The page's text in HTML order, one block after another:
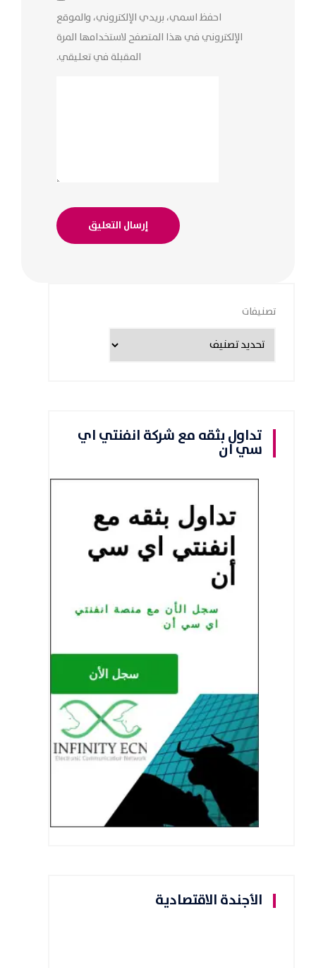
احفظ اسمي، بريدي الإلكتروني، والموقع
الإلكتروني في هذا المتصفح لاستخدامها المرة
المقبلة في تعليقي.
تصنيفات
تداول بثقه مع شركة انفنتي اي
سي ان
الأجندة الاقتصادية